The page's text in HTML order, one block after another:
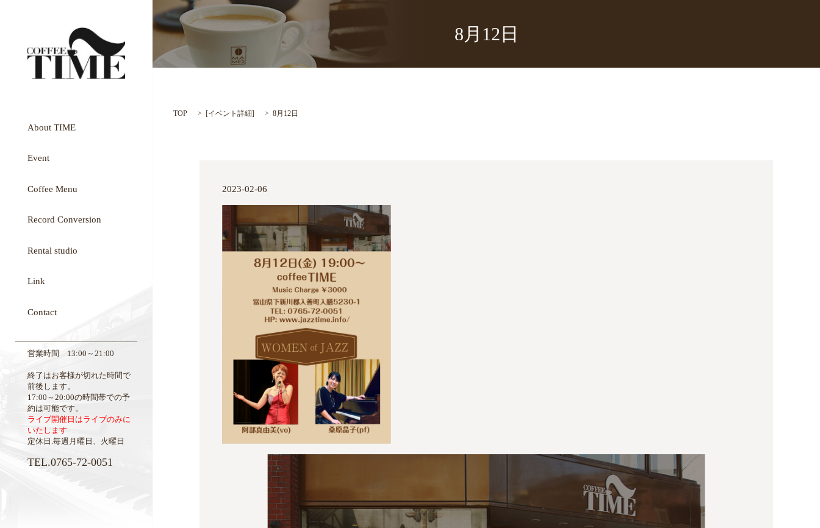
営業時間 13:00～21:00
終了はお客様が切れた時間で
前後します。
17:00～20:00の時間帯での予
約は可能です。
ライブ開催日はライブのみに
いたします
定休日.毎週月曜日、火曜日
TEL.0765-72-0051
About TIME
Event
Coffee Menu
Record Conversion
Rental studio
Link
Contact
8月12日
TOP [イベント詳細] 8月12日
2023-02-06